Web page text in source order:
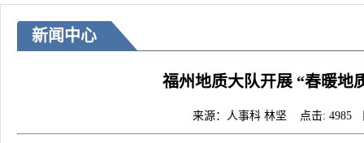
新闻中心
福州地质大队开展 “春暖地
来源：人事科 林坚 点击: 4985